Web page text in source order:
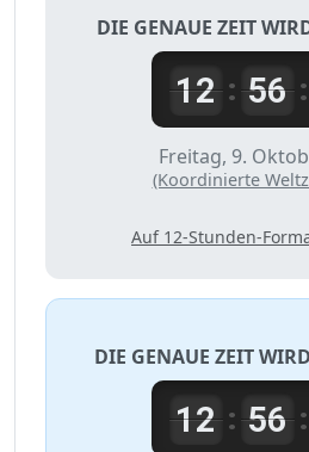
DIE GENAUE ZEIT
12: 56:
Freitag, 9.
(Koordinierte
Auf 12-Stunden-
DIE GENAUE ZEIT
12: 56: